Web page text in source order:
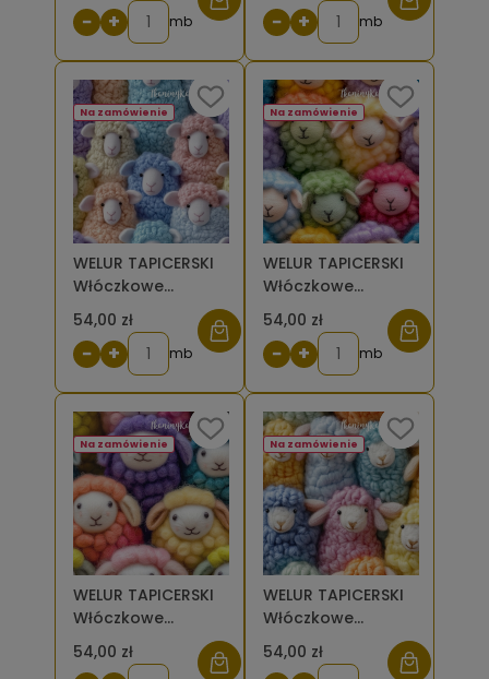
− + mb − + mb
WELUR TAPICERSKI
Włóczkowe
owieczki - ekipa
błękitnej owcy z
różową grzywką
54,00 zł
Na zamówienie
− + mb
WELUR TAPICERSKI
Włóczkowe
owieczki - ekipa
zielonej owcy z
pomarańczową
grzywką [6-8]
54,00 zł
Na zamówienie
− + mb
WELUR TAPICERSKI
Włóczkowe
owieczki -
intensywnie
54,00 zł
Na zamówienie
WELUR TAPICERSKI
Włóczkowe
owieczki -
kolorowe z sercem
54,00 zł
Na zamówienie